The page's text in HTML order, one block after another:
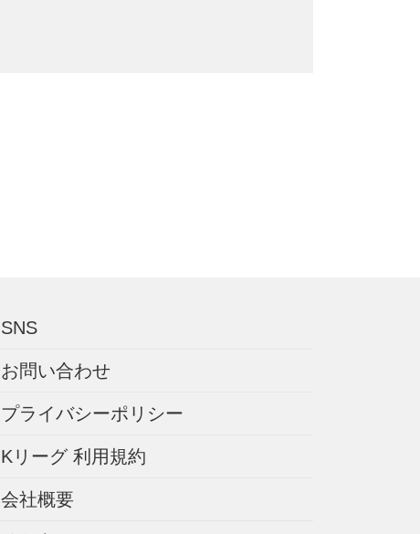
SNS
お問い合わせ
プライバシーポリシー
Kリーグ 利用規約
会社概要